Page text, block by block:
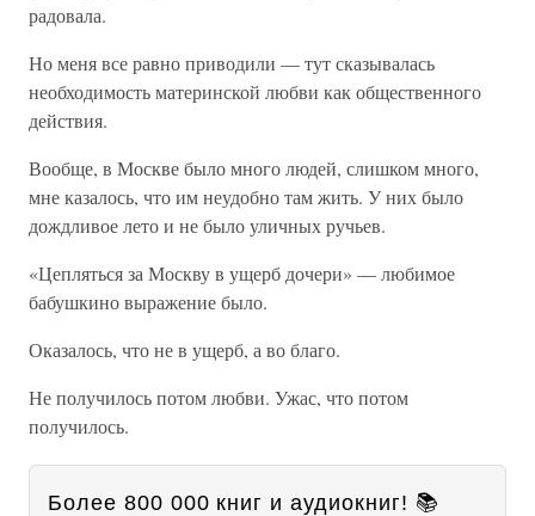
радовала.
Но меня все равно приводили — тут сказывалась
необходимость материнской любви как общественного
действия.
Вообще, в Москве было много людей, слишком много,
мне казалось, что им неудобно там жить. У них было
дождливое лето и не было уличных ручьев.
«Цепляться за Москву в ущерб дочери» — любимое
бабушкино выражение было.
Оказалось, что не в ущерб, а во благо.
Не получилось потом любви. Ужас, что потом
получилось.
Более 800 000 книг и аудиокниг! 📚